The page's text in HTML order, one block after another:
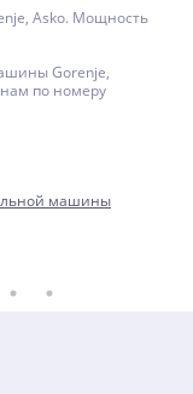
Asko. Мощность
Gorenje,
по номеру
машины